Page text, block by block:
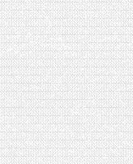
[VIDÉO]
RECETTES